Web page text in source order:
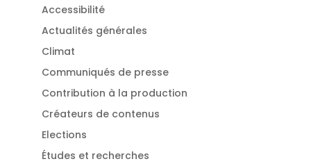
Accessibilité
Actualités générales
Climat
Communiqués de presse
Contribution à la production
Créateurs de contenus
Elections
Études et recherches